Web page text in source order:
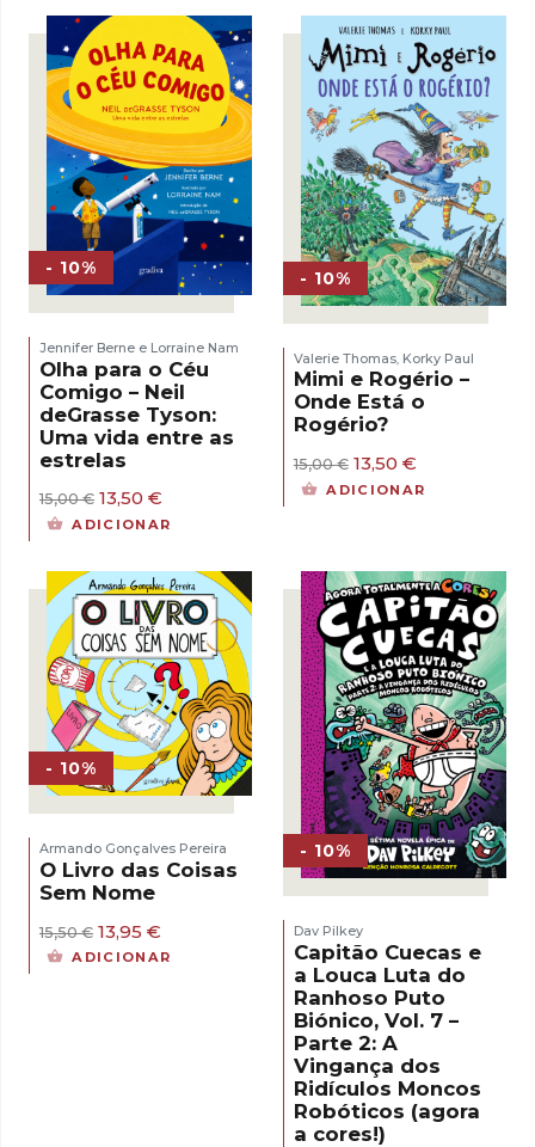
- 10%
Jennifer Berne e Lorraine Nam
Olha para o Céu
Comigo – Neil
deGrasse Tyson:
Uma vida entre as
estrelas
15,00€ O
preço
original
15,00 €.
13,50 €
preço
atual
13,50 €.
ADICIONAR
- 10%
Valerie Thomas, Korky Paul
Mimi e Rogério –
Onde Está o
Rogério?
15,00€ O
preço
original
13,50 €O
preço
atual
ADICIONAR
- 10%
Armando Gonçalves Pereira
O Livro das Coisas
Sem Nome
15,50€ O
preço
13,95 €
preço
ADICIONAR
- 10%
Dav Pilkey
Capitão Cuecas e
a Louca Luta do
Ranhoso Puto
Biónico, Vol. 7 –
Parte 2: A
Vingança dos
Ridículos Moncos
Robóticos (agora
a cores!)